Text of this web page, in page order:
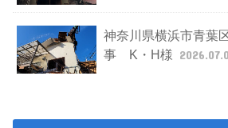
神奈川県横浜市青葉
事 K・H様